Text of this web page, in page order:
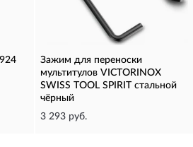
Зажим для переноски
мультитулов VICTORINOX
SWISS TOOL SPIRIT стальной
чёрный
3 293 руб.